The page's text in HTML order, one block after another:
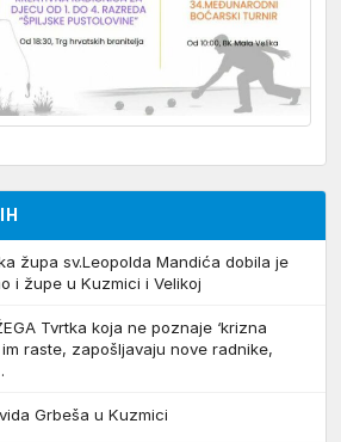
župa sv.Leopolda Mandića dobila je
i župe u Kuzmici i Velikoj
Tvrtka koja ne poznaje ‘krizna
im raste, zapošljavaju nove radnike,
Grbeša u Kuzmici